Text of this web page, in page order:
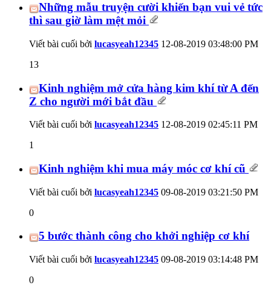
Những mẫu truyện cười khiến bạn vui vẻ tức
thì sau giờ làm mệt mỏi
Viết bài cuối bởi lucasyeah12345 12-08-2019 03:48:00 PM
13
Kinh nghiệm mở cửa hàng kim khí từ A đến
Z cho người mới bắt đầu
Viết bài cuối bởi lucasyeah12345 12-08-2019 02:45:11 PM
1
Kinh nghiệm khi mua máy móc cơ khí cũ
Viết bài cuối bởi lucasyeah12345 09-08-2019 03:21:50 PM
0
5 bước thành công cho khởi nghiệp cơ khí
Viết bài cuối bởi lucasyeah12345 09-08-2019 03:14:48 PM
0